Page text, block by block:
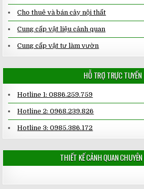
Cho thuê và bán cây nội thất
Cung cấp vật liệu cảnh quan
Cung cấp vật tư làm vườn
HỖ TRỢ TRỰC TUYẾN
Hotline 1: 0886.259.759
Hotline 2: 0968.239.826
Hotline 3: 0985.386.172
THIẾT KẾ CẢNH QUAN